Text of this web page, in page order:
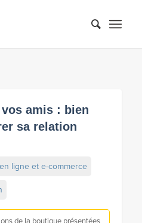
amis : bien
sa relation
ligne et e-commerce